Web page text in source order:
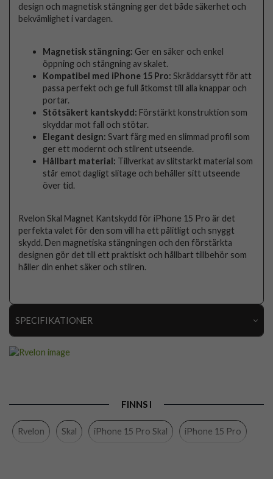
design och magnetisk stängning ger det både säkerhet och
bekvämlighet i vardagen.
Magnetisk stängning: Ger en säker och enkel
öppning och stängning av skalet.
Kompatibel med iPhone 15 Pro: Skräddarsytt för att
passa perfekt och ge full åtkomst till alla knappar och
portar.
Stötsäkert kantskydd: Förstärkt konstruktion som
skyddar mot fall och stötar.
Elegant design: Svart färg med en slimmad profil som
ger ett modernt och stilrent utseende.
Hållbart material: Tillverkat av slitstarkt material som
står emot dagligt slitage och behåller sitt utseende
över tid.
Rvelon Skal Magnet Kantskydd för iPhone 15 Pro är det
perfekta valet för den som vill ha ett pålitligt och snyggt
skydd. Den magnetiska stängningen och den förstärkta
designen gör det till ett praktiskt och hållbart tillbehör som
håller din enhet säker och stilren.
SPECIFIKATIONER
MagSafe-kompatibel, Stöttålig
Färg Svart
FINNS I
Rvelon Skal iPhone 15 Pro Skal iPhone 15 Pro